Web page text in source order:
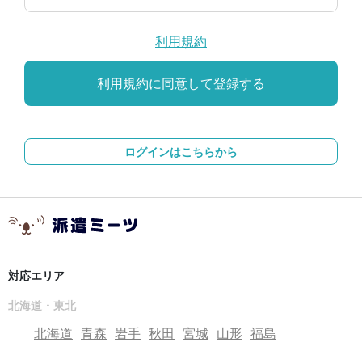
利用規約
ログインはこちらから
対応エリア
北海道・東北
北海道 青森 岩手 秋田 宮城 山形 福島